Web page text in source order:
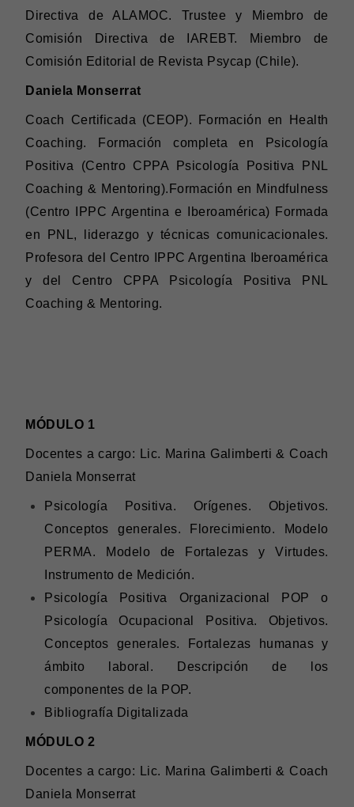
Directiva de ALAMOC. Trustee y Miembro de
Comisión Directiva de IAREBT. Miembro de
Comisión Editorial de Revista Psycap (Chile).
Daniela Monserrat
Coach Certificada (CEOP). Formación en Health
Coaching. Formación completa en Psicología
Positiva (Centro CPPA Psicología Positiva PNL
Coaching & Mentoring).Formación en Mindfulness
(Centro IPPC Argentina e Iberoamérica) Formada
en PNL, liderazgo y técnicas comunicacionales.
Profesora del Centro IPPC Argentina Iberoamérica
y del Centro CPPA Psicología Positiva PNL
Coaching & Mentoring.
MÓDULO 1
Docentes a cargo: Lic. Marina Galimberti & Coach
Daniela Monserrat
Psicología Positiva. Orígenes. Objetivos.
Conceptos generales. Florecimiento. Modelo
PERMA. Modelo de Fortalezas y Virtudes.
Instrumento de Medición.
Psicología Positiva Organizacional POP o
Psicología Ocupacional Positiva. Objetivos.
Conceptos generales. Fortalezas humanas y
ámbito laboral. Descripción de los
componentes de la POP.
Bibliografía Digitalizada
MÓDULO 2
Docentes a cargo: Lic. Marina Galimberti & Coach
Daniela Monserrat